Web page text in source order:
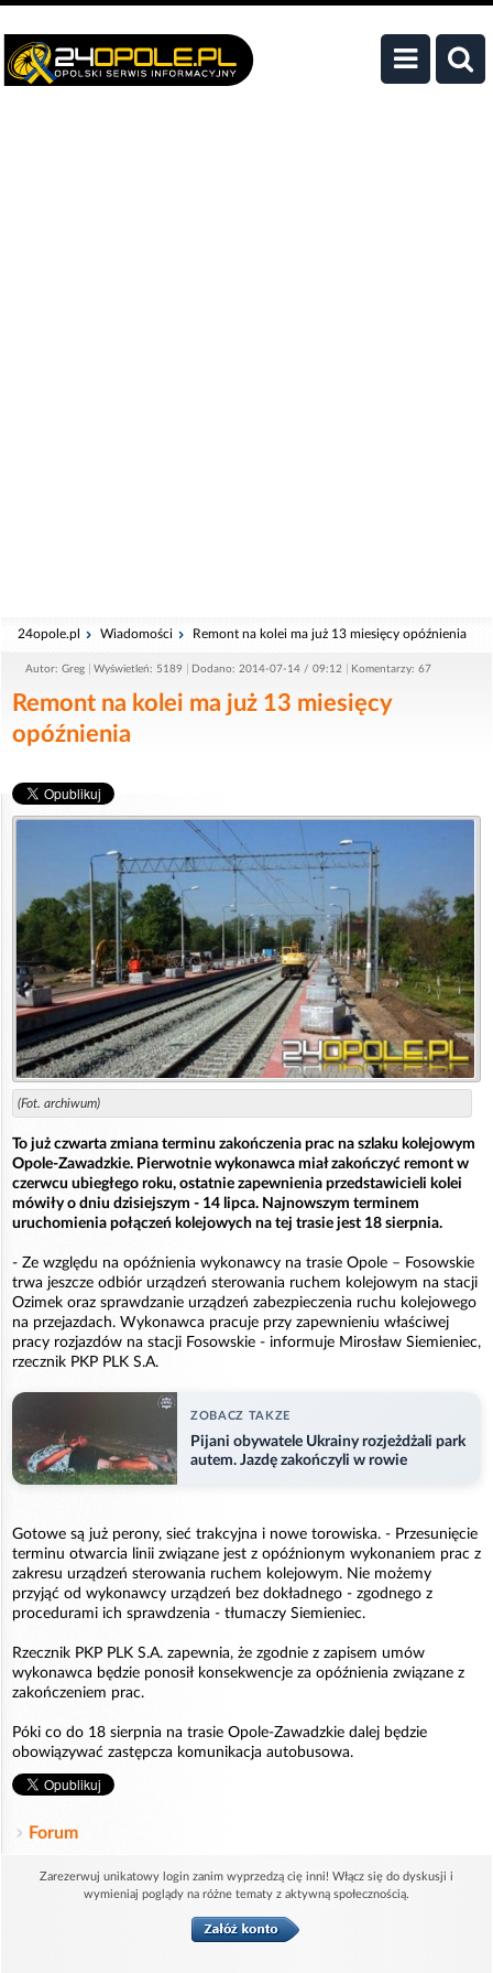
24opole.pl Wiadomości Remont na kolei ma już 13 miesięcy opóźnienia
Autor: Greg Wyświetleń: 5189 Dodano: 2014-07-14 / 09:12 Komentarzy: 67
Remont na kolei ma już 13 miesięcy
opóźnienia
(Fot. archiwum)
To już czwarta zmiana terminu zakończenia prac na szlaku kolejowym
Opole-Zawadzkie. Pierwotnie wykonawca miał zakończyć remont w
czerwcu ubiegłego roku, ostatnie zapewnienia przedstawicieli kolei
mówiły o dniu dzisiejszym - 14 lipca. Najnowszym terminem
uruchomienia połączeń kolejowych na tej trasie jest 18 sierpnia.
- Ze względu na opóźnienia wykonawcy na trasie Opole – Fosowskie
trwa jeszcze odbiór urządzeń sterowania ruchem kolejowym na stacji
Ozimek oraz sprawdzanie urządzeń zabezpieczenia ruchu kolejowego
na przejazdach. Wykonawca pracuje przy zapewnieniu właściwej
pracy rozjazdów na stacji Fosowskie - informuje Mirosław Siemieniec,
rzecznik PKP PLK S.A.
ZOBACZ TAKZE
Pijani obywatele Ukrainy rozjeżdżali park
autem. Jazdę zakończyli w rowie
Gotowe są już perony, sieć trakcyjna i nowe torowiska. - Przesunięcie
terminu otwarcia linii związane jest z opóźnionym wykonaniem prac z
zakresu urządzeń sterowania ruchem kolejowym. Nie możemy
przyjąć od wykonawcy urządzeń bez dokładnego - zgodnego z
procedurami ich sprawdzenia - tłumaczy Siemieniec.
Rzecznik PKP PLK S.A. zapewnia, że zgodnie z zapisem umów
wykonawca będzie ponosił konsekwencje za opóźnienia związane z
zakończeniem prac.
Póki co do 18 sierpnia na trasie Opole-Zawadzkie dalej będzie
obowiązywać zastępcza komunikacja autobusowa.
Forum
Zarezerwuj unikatowy login zanim wyprzedzą cię inni! Włącz się do dyskusji i
wymieniaj poglądy na różne tematy z aktywną społecznością.